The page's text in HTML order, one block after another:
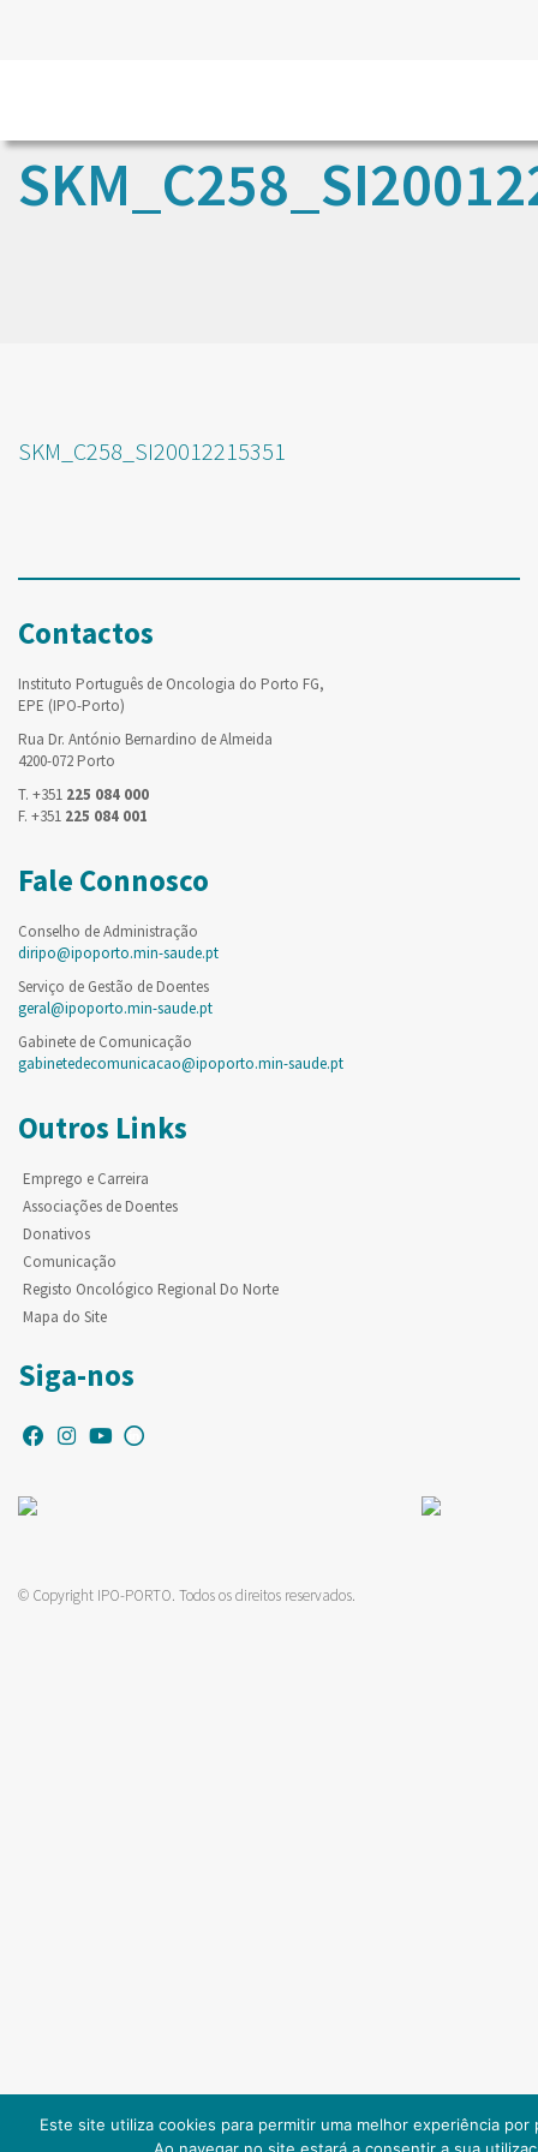
SKM_C258_SI20012215351
Contactos
Instituto Português de Oncologia do Porto FG,
EPE (IPO-Porto)
Rua Dr. António Bernardino de Almeida
4200-072 Porto
T. +351 225 084 000
F. +351 225 084 001
Fale Connosco
Conselho de Administração
diripo@ipoporto.min-saude.pt
Serviço de Gestão de Doentes
geral@ipoporto.min-saude.pt
Gabinete de Comunicação
gabinetedecomunicacao@ipoporto.min-saude.pt
Outros Links
Emprego e Carreira
Associações de Doentes
Donativos
Comunicação
Registo Oncológico Regional Do Norte
Mapa do Site
Siga-nos
© Copyright IPO-PORTO. Todos os direitos reservados.
Este site utiliza cookies para permitir uma melhor experiência por